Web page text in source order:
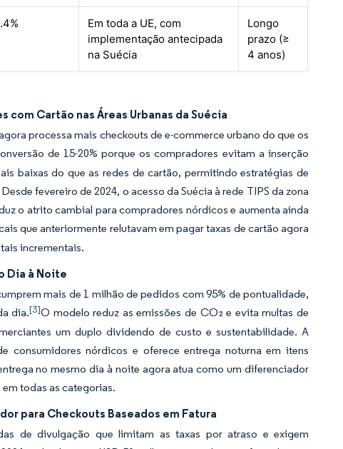
Em toda a UE, com
implementação antecipada
na Suécia
Longo
prazo (≥
4 anos)
com Cartão nas Áreas Urbanas da Suécia
processa mais checkouts de e-commerce urbano do que os
de 15-20% porque os compradores evitam a inserção
baixas do que as redes de cartão, permitindo estratégias de
fevereiro de 2024, o acesso da Suécia à rede TIPS da zona
o atrito cambial para compradores nórdicos e aumenta ainda
que anteriormente relutavam em pagar taxas de cartão agora
incrementais.
Dia à Noite
mais de 1 milhão de pedidos com 95% de pontualidade,
dia.[3]O modelo reduz as emissões de CO₂ e evita multas de
um duplo dividendo de custo e sustentabilidade. A
consumidores nórdicos e oferece entrega noturna em itens
no mesmo dia à noite agora atua como um diferenciador
todas as categorias.
para Checkouts Baseados em Fatura
de divulgação que limitam as taxas por atraso e exigem